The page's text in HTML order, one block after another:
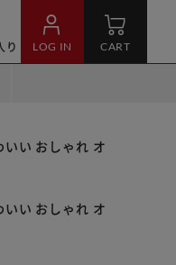
り LOG IN CART
い おしゃれ オ
い おしゃれ オ